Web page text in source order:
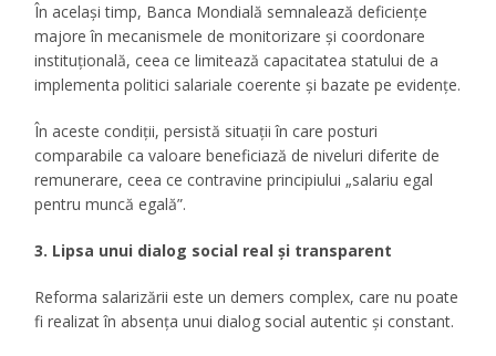
În același timp, Banca Mondială semnalează deficiențe
majore în mecanismele de monitorizare și coordonare
instituțională, ceea ce limitează capacitatea statului de a
implementa politici salariale coerente și bazate pe evidențe.
În aceste condiții, persistă situații în care posturi
comparabile ca valoare beneficiază de niveluri diferite de
remunerare, ceea ce contravine principiului „salariu egal
pentru muncă egală”.
3. Lipsa unui dialog social real și transparent
Reforma salarizării este un demers complex, care nu poate
fi realizat în absența unui dialog social autentic și constant.